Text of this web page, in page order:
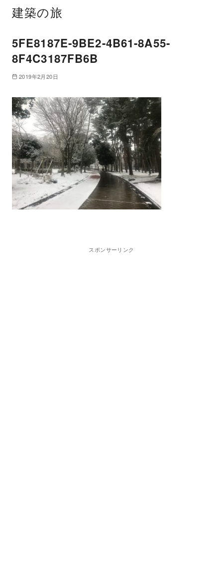
建築の旅
5FE8187E-9BE2-4B61-8A55-
8F4C3187FB6B
2019年2月20日
スポンサーリンク